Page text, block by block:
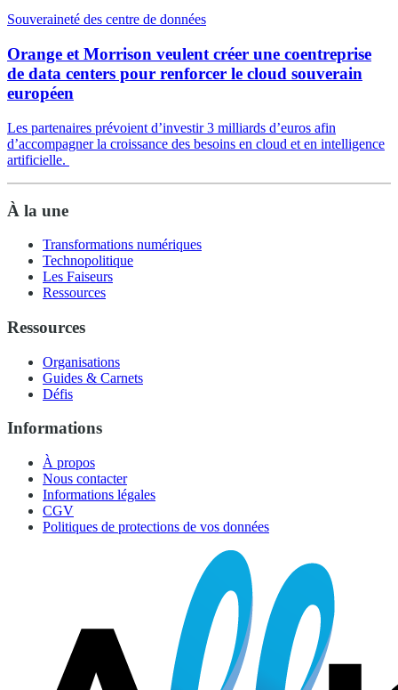
Souveraineté des centre de données
Orange et Morrison veulent créer une coentreprise
de data centers pour renforcer le cloud souverain
européen
Les partenaires prévoient d’investir 3 milliards d’euros afin
d’accompagner la croissance des besoins en cloud et en intelligence
artificielle.
À la une
Transformations numériques
Technopolitique
Les Faiseurs
Ressources
Ressources
Organisations
Guides & Carnets
Défis
Informations
À propos
Nous contacter
Informations légales
CGV
Politiques de protections de vos données